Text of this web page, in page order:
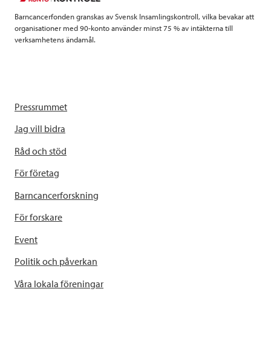
Barncancerfonden granskas av Svensk Insamlingskontroll, vilka bevakar att
organisationer med 90-konto använder minst 75 % av intäkterna till
verksamhetens ändamål.
Pressrummet
Jag vill bidra
Råd och stöd
För företag
Barncancerforskning
För forskare
Event
Politik och påverkan
Våra lokala föreningar